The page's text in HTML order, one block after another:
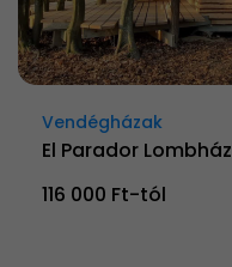
Vendégházak
El Parador Lombház
116 000 Ft-tól